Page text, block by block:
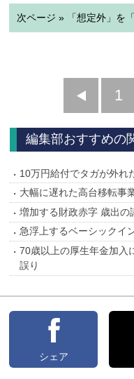
次ページ » 「想定外」を
前
へ
1
編集部おすすめの
10万円給付でタガが外れ
大幅に遅れた高台移転事
増加する財政赤字 歳出の
急浮上するベーシックイ
70歳以上の厚生年金加入
誤り
シェア